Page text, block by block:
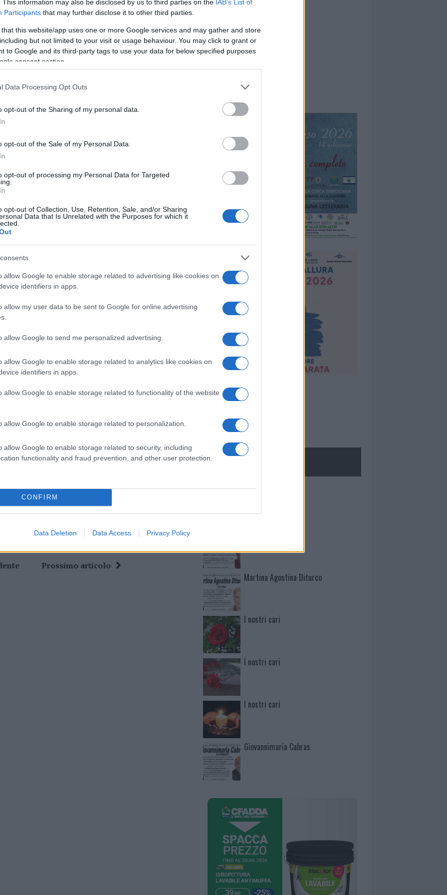
This information may also be disclosed by us to third parties on the IAB’s List of
Participants that may further disclose it to other third parties.
that this website/app uses one or more Google services and may gather and store
but not limited to your visit or usage behaviour. You may click to grant or
to Google and its third-party tags to use your data for below specified purposes
consent section.
Data Processing Opt Outs
opt-out of the Sharing of my personal data.
opt-out of the Sale of my Personal Data.
opt-out of processing my Personal Data for Targeted
opt-out of Collection, Use, Retention, Sale, and/or Sharing
Data that Is Unrelated with the Purposes for which it
allow Google to enable storage related to advertising like cookies on
identifiers in apps.
allow my user data to be sent to Google for online advertising
allow Google to send me personalized advertising.
allow Google to enable storage related to analytics like cookies on
identifiers in apps.
allow Google to enable storage related to functionality of the website
allow Google to enable storage related to personalization.
allow Google to enable storage related to security, including
functionality and fraud prevention, and other user protection.
CONFIRM
Data Deletion Data Access Privacy Policy
ma hanno trovato solo i documenti ed il
euro, fresco di bancomat. A quel punto
dei carabinieri,che nel giro
tra loro. Il portafogli è tornato quindi
nel giro di appena 15 minuti.
cliccandoqui
nella sezione
di GalluraOggi.it
i tuoi video e le tue foto
+39 345 356 7512
news da
Prossimo articolo
Mario Malu
Martina Agostina Diturco
I nostri cari
I nostri cari
I nostri cari
Giovannimaria Cabras